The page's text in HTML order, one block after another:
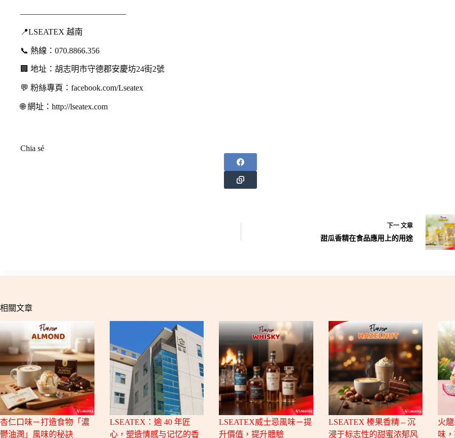
—————————————
📍LSEATEX 越南
📞 熱線：070.8866.356
🏢 地址：胡志明市守德郡安慶坊24街2號
💬 粉絲專頁：facebook.com/Lseatex
🌐 網址：http://lseatex.com
Chia sẻ
下一 文章
甜瓜香精在食品應用上的用途
相關文章
杏仁口味－打造食物「濃
鬱油潤」風味的秘訣
LSEATEX：逾 40 年匠
心，塑造情感与记忆的香
LSEATEX威士忌風味－提
升價值，提升體驗
LSEATEX 榛果香精 – 沉
浸于标志性的甜蜜浓郁风
火
味